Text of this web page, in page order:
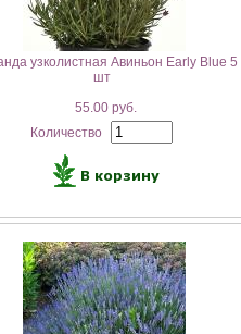
узколистная Авиньон Early Blue 5
шт
55.00 руб.
Количество